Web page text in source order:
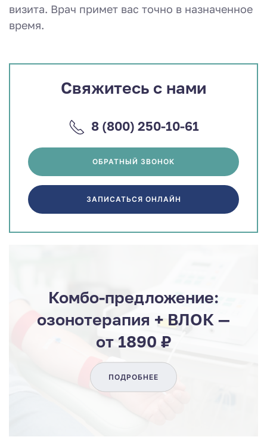
визита. Врач примет вас точно в назначенное
время.
Свяжитесь с нами
8 (800) 250-10-61
ОБРАТНЫЙ ЗВОНОК
ЗАПИСАТЬСЯ ОНЛАЙН
Комбо-предложение:
озонотерапия + ВЛОК —
от 1890 ₽
ПОДРОБНЕЕ